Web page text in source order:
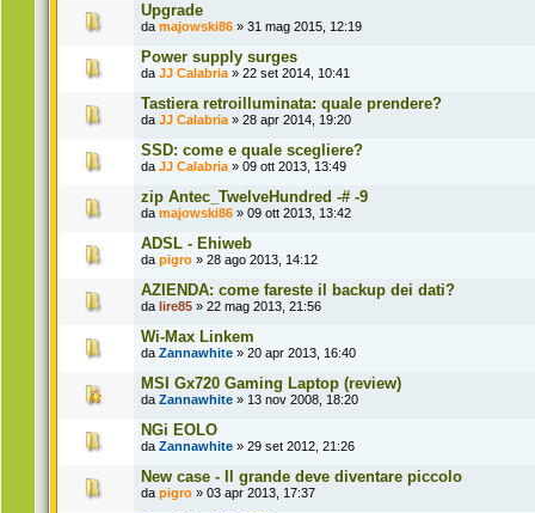
Upgrade
da majowski86 » 31 mag 2015, 12:19
Power supply surges
da JJ Calabria » 22 set 2014, 10:41
Tastiera retroilluminata: quale prendere?
da JJ Calabria » 28 apr 2014, 19:20
SSD: come e quale scegliere?
da JJ Calabria » 09 ott 2013, 13:49
zip Antec_TwelveHundred -# -9
da majowski86 » 09 ott 2013, 13:42
ADSL - Ehiweb
da pigro » 28 ago 2013, 14:12
AZIENDA: come fareste il backup dei dati?
da lire85 » 22 mag 2013, 21:56
Wi-Max Linkem
da Zannawhite » 20 apr 2013, 16:40
MSI Gx720 Gaming Laptop (review)
da Zannawhite » 13 nov 2008, 18:20
NGi EOLO
da Zannawhite » 29 set 2012, 21:26
New case - Il grande deve diventare piccolo
da pigro » 03 apr 2013, 17:37